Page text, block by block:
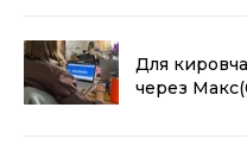
Для
через Макс